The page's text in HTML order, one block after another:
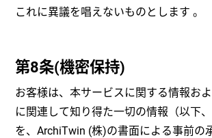
これに異議を唱えないものとします 。
第8条(機密保持)
お客様は、本サービスに関する情報お
に関連して知り得た一切の情報（以下、
を、ArchiTwin (株)の書面による事前の